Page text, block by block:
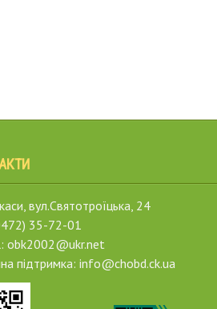
вул.Святотроїцька, 24
35-72-01
obk2002@ukr.net
підтримка: info@chobd.ck.ua